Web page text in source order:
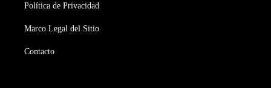
Política de Privacidad
Marco Legal del Sitio
Contacto